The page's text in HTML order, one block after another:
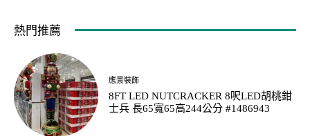
熱門推薦
應景裝飾
8FT LED NUTCRACKER 8呎LED胡桃鉗
士兵 長65寬65高244公分 #1486943